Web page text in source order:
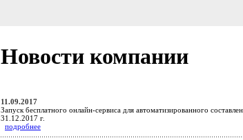
Новости компании
11.09.2017
Запуск бесплатного онлайн-сервиса для автоматизированного
31.12.2017 г.
подробнее